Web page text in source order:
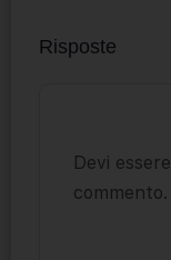
Risposte
Devi essere
commento.